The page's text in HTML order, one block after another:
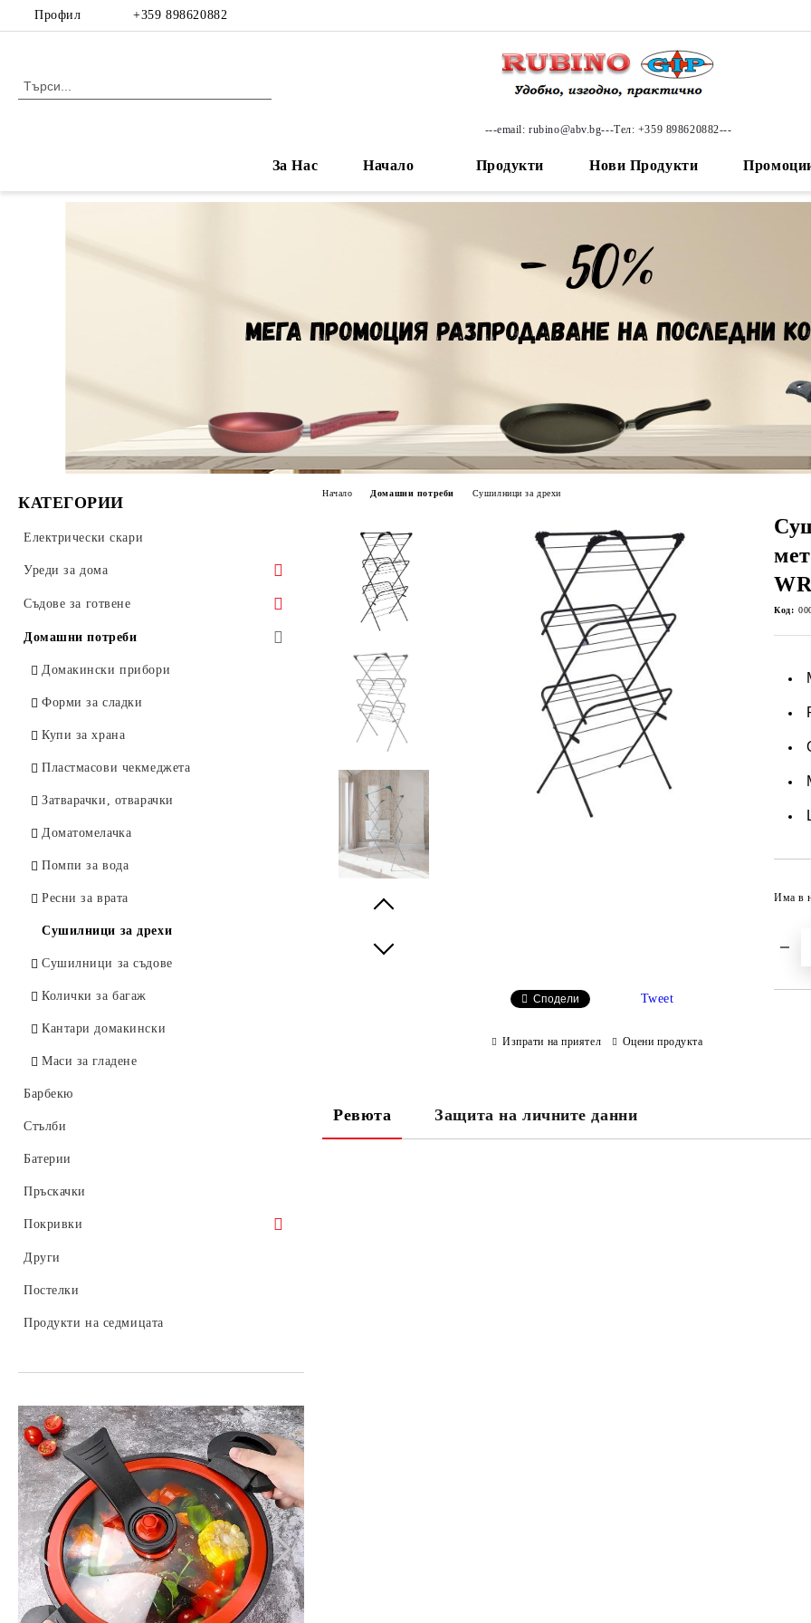
Профил +359 898620882
---email: rubino@abv.bg---Тел: +359 898620882---
За Нас Начало Продукти Нови Продукти
КАТЕГОРИИ
Електрически скари
Уреди за дома
Електрически уреди
Чушкопек
Готварски печки
Домакински уреди
Отоплителни уреди
Бързовари
Електрически одеала
Газови уреди
Газови котлони без защита
Газови котлони за открито
Съдове за готвене
Тенджери
Тенджери България
Тенджера Rubino метални дръжки
метален капак
Тенджери Рубино тумбести
Тенджери RUBINO PREMIUM
Тенджери КМ
Тенджери леки
Тенджери с гранитно покритие
Тенджери емайл
Тенджери 555
Касероли
Тигани
Тави
Чайници
Джезвета
Казани
Капаци
Домашни потреби
Домакински прибори
Форми за сладки
Купи за храна
Пластмасови чекмеджета
Затварачки, отварачки
Доматомелачка
Помпи за вода
Ресни за врата
Сушилници за дрехи
Сушилници за съдове
Колички за багаж
Кантари домакински
Маси за гладене
Барбекю
Стълби
Батерии
Пръскачки
Покривки
Мушама за маса
Мушама силикон
Мушама за маса текстил
Други
Постелки
Продукти на седмицата
Начало Домашни потреби Сушилници за дрехи
Код:
Има в
Сподели Tweet
Изпрати на приятел Оцени продукта
Ревюта Защита на личните данни